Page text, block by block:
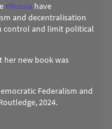
#Russia have
and decentralisation
control and limit political
her new book was
Federalism and
2024.